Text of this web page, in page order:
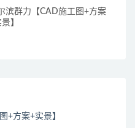
滨群力【CAD施工图+方案
】
+方案+实景】